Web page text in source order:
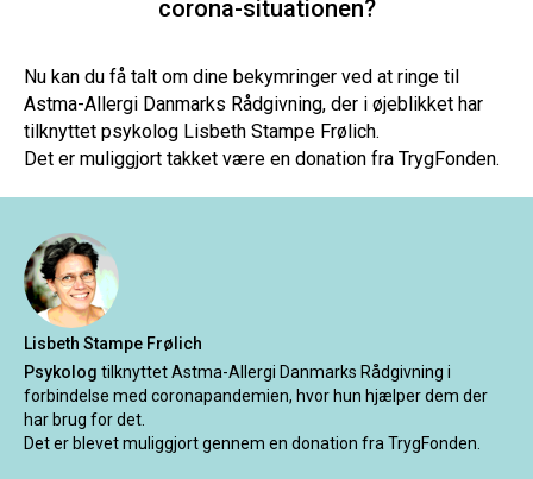
corona-situationen?
Nu kan du få talt om dine bekymringer ved at ringe til
Astma-Allergi Danmarks Rådgivning, der i øjeblikket har
tilknyttet psykolog Lisbeth Stampe Frølich.
Det er muliggjort takket være en donation fra TrygFonden.
Lisbeth Stampe Frølich
Psykolog tilknyttet Astma-Allergi Danmarks Rådgivning i
forbindelse med coronapandemien, hvor hun hjælper dem der
har brug for det.
Det er blevet muliggjort gennem en donation fra TrygFonden.